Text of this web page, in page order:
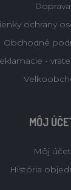
Doprava
ochrany
Obchodné
-
MÔJ
Môj účet
História